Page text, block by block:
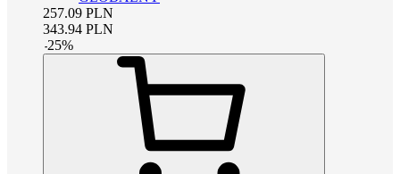
257.09 PLN
343.94 PLN
-25%